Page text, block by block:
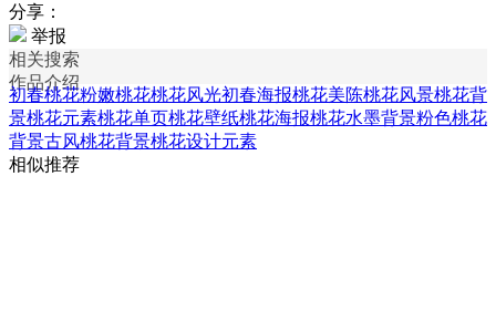
分享：
举报
相关搜索
作品介绍
初春桃花粉嫩桃花桃花风光初春海报桃花美陈桃花风景桃花背
景桃花元素桃花单页桃花壁纸桃花海报桃花水墨背景粉色桃花
背景古风桃花背景桃花设计元素
相似推荐